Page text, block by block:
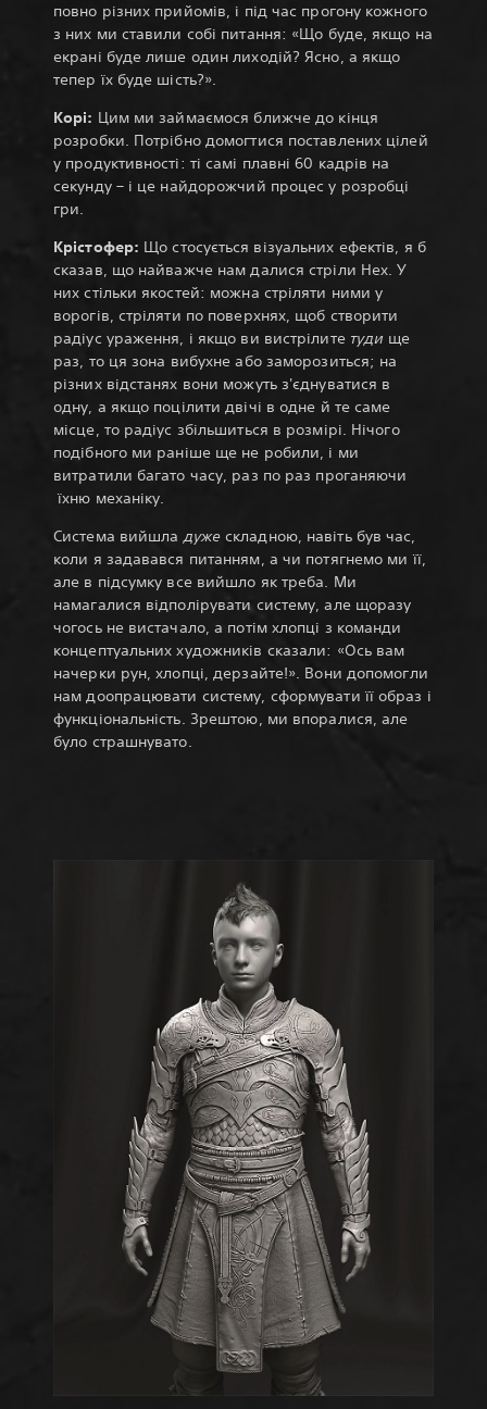
повно різних прийомів, і під час прогону кожного
з них ми ставили собі питання: «Що буде, якщо на
екрані буде лише один лиходій? Ясно, а якщо
тепер їх буде шість?».
Корі: Цим ми займаємося ближче до кінця
розробки. Потрібно домогтися поставлених цілей
у продуктивності: ті самі плавні 60 кадрів на
секунду – і це найдорожчий процес у розробці
гри.
Крістофер: Що стосується візуальних ефектів, я б
сказав, що найважче нам далися стріли Hex. У
них стільки якостей: можна стріляти ними у
ворогів, стріляти по поверхнях, щоб створити
радіус ураження, і якщо ви вистрілите туди ще
раз, то ця зона вибухне або заморозиться; на
різних відстанях вони можуть з'єднуватися в
одну, а якщо поцілити двічі в одне й те саме
місце, то радіус збільшиться в розмірі. Нічого
подібного ми раніше ще не робили, і ми
витратили багато часу, раз по раз проганяючи
їхню механіку.
Система вийшладужескладною, навіть був час,
коли я задавався питанням, а чи потягнемо ми її,
але в підсумку все вийшло як треба. Ми
намагалися відполірувати систему, але щоразу
чогось не вистачало, а потім хлопці з команди
концептуальних художників сказали: «Ось вам
начерки рун, хлопці, дерзайте!». Вони допомогли
нам доопрацювати систему, сформувати її образ і
функціональність. Зрештою, ми впоралися, але
було страшнувато.